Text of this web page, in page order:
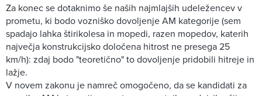
Za konec se dotaknimo še naših najmlajših udeležencev v
prometu, ki bodo vozniško dovoljenje AM kategorije (sem
spadajo lahka štirikolesa in mopedi, razen mopedov, katerih
največja konstrukcijsko določena hitrost ne presega 25
km/h): zdaj bodo "teoretično" to dovoljenje pridobili hitreje in
lažje.
V novem zakonu je namreč omogočeno, da se kandidati za